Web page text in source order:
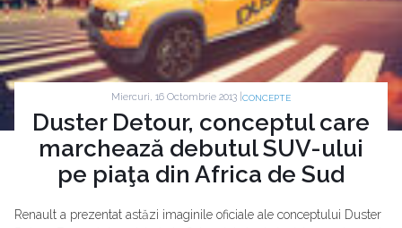
Miercuri, 16 Octombrie 2013 | CONCEPTE
Duster Detour, conceptul care
marchează debutul SUV-ului
pe piaţa din Africa de Sud
Renault a prezentat astăzi imaginile oficiale ale conceptului Duster